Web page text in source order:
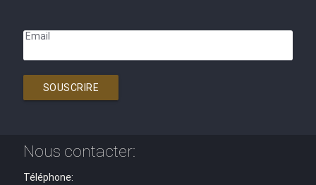
Email
SOUSCRIRE
Nous contacter:
Téléphone: